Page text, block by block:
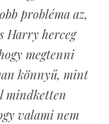
probléma az,
Harry herceg
megtenni
könnyű, mint
mindketten
valami nem